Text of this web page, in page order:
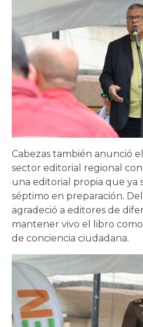
Cabezas también anunció
sector editorial regional
una editorial propia que ya
séptimo en preparación.
agradeció a editores de
mantener vivo el libro
de conciencia ciudadana.